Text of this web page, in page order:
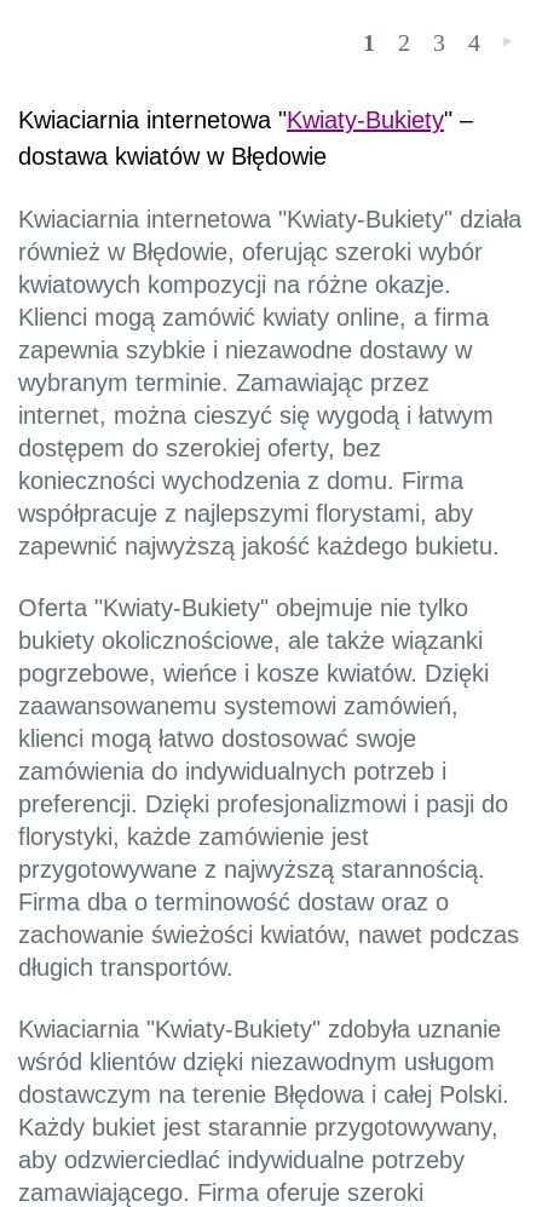
1 2 3 4 »
Kwiaciarnia internetowa "Kwiaty-Bukiety" –
dostawa kwiatów w Błędowie
Kwiaciarnia internetowa "Kwiaty-Bukiety" działa
również w Błędowie, oferując szeroki wybór
kwiatowych kompozycji na różne okazje.
Klienci mogą zamówić kwiaty online, a firma
zapewnia szybkie i niezawodne dostawy w
wybranym terminie. Zamawiając przez
internet, można cieszyć się wygodą i łatwym
dostępem do szerokiej oferty, bez
konieczności wychodzenia z domu. Firma
współpracuje z najlepszymi florystami, aby
zapewnić najwyższą jakość każdego bukietu.
Oferta "Kwiaty-Bukiety" obejmuje nie tylko
bukiety okolicznościowe, ale także wiązanki
pogrzebowe, wieńce i kosze kwiatów. Dzięki
zaawansowanemu systemowi zamówień,
klienci mogą łatwo dostosować swoje
zamówienia do indywidualnych potrzeb i
preferencji. Dzięki profesjonalizmowi i pasji do
florystyki, każde zamówienie jest
przygotowywane z najwyższą starannością.
Firma dba o terminowość dostaw oraz o
zachowanie świeżości kwiatów, nawet podczas
długich transportów.
Kwiaciarnia "Kwiaty-Bukiety" zdobyła uznanie
wśród klientów dzięki niezawodnym usługom
dostawczym na terenie Błędowa i całej Polski.
Każdy bukiet jest starannie przygotowywany,
aby odzwierciedlać indywidualne potrzeby
zamawiającego. Firma oferuje szeroki